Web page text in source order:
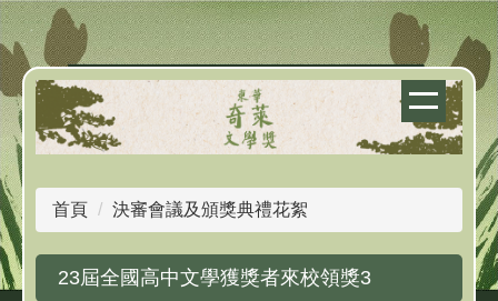
跳
到
主
要
內
容
區
首頁
決審會議及頒獎典禮花絮
23屆全國高中文學獲獎者來校領獎3